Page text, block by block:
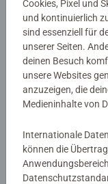
Artikelnummer:
EAN:
ISBN:
Warnhinweise
Noch
abgegeben
Cookies, Pixel und
und kontinuierlich
sind essenziell für
unserer Seiten.
deinen Besuch
unsere Websites
anzuzeigen, die
Medieninhalte von
Internationale
können die